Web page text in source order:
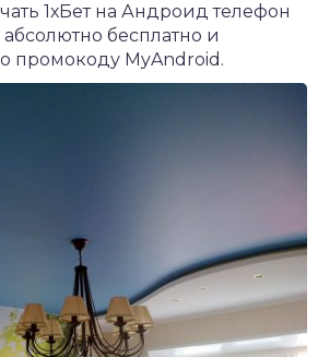
1хБет на Андроид телефон
бесплатно и
промокоду MyAndroid.